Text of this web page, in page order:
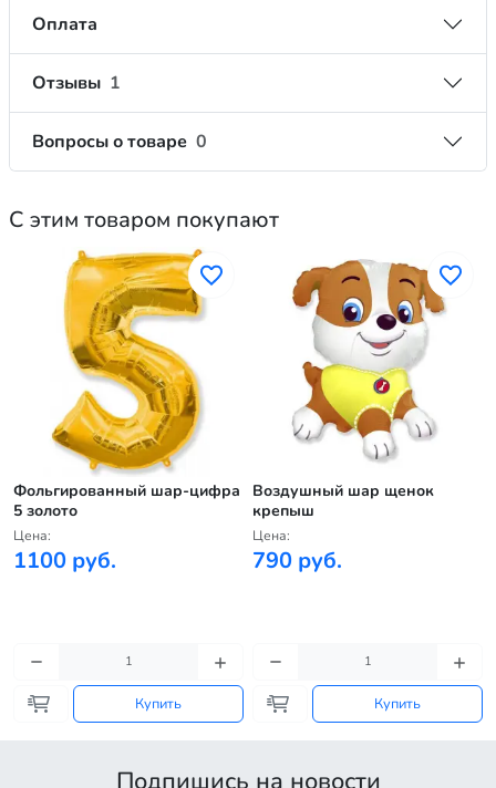
Оплата
Отзывы 1
Вопросы о товаре 0
С этим товаром покупают
Фольгированный шар-цифра
5 золото
Цена:
1100 руб.
Купить
Воздушный шар щенок
крепыш
Цена:
790 руб.
Купить
Подпишись на новости